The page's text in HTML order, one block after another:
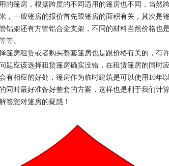
的篷房，根据跨度的不同适用的篷房也不同，当然
，一般篷房的报价首先跟篷房的面积有关，其次是
铝架还有方管铝合金支架，不同的材料当然价格也
等。
篷房租赁或者购买整套篷房也是跟价格有关的，有
题应该选择租赁篷房确实没错，在租赁篷房的同时
有相应的好处，篷房作为临时建筑是可以使用10年
同时最好准备好整套的方案，这样也是利于我们计
答您对篷房的疑惑！